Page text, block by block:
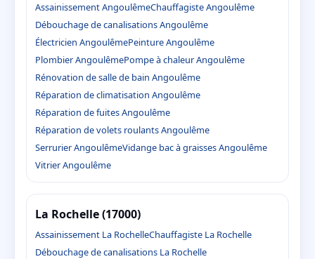
Assainissement AngoulêmeChauffagiste Angoulême
Débouchage de canalisations Angoulême
Électricien AngoulêmePeinture Angoulême
Plombier AngoulêmePompe à chaleur Angoulême
Rénovation de salle de bain Angoulême
Réparation de climatisation Angoulême
Réparation de fuites Angoulême
Réparation de volets roulants Angoulême
Serrurier AngoulêmeVidange bac à graisses Angoulême
Vitrier Angoulême
La Rochelle (17000)
Assainissement La RochelleChauffagiste La Rochelle
Débouchage de canalisations La Rochelle